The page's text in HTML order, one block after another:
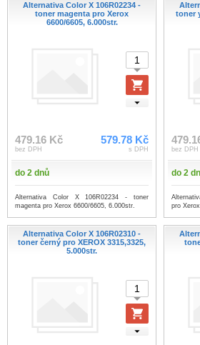
Alternativa Color X 106R02234 -
toner magenta pro Xerox
6600/6605, 6.000str.
479.16 Kč
bez DPH
579.78 Kč
s DPH
do 2 dnů
Alternativa Color X 106R02234 - toner
magenta pro Xerox 6600/6605, 6.000str.
toner
bez DPH
do 2
pro
Alternativa Color X 106R02310 -
toner černý pro XEROX 3315,3325,
5.000str.